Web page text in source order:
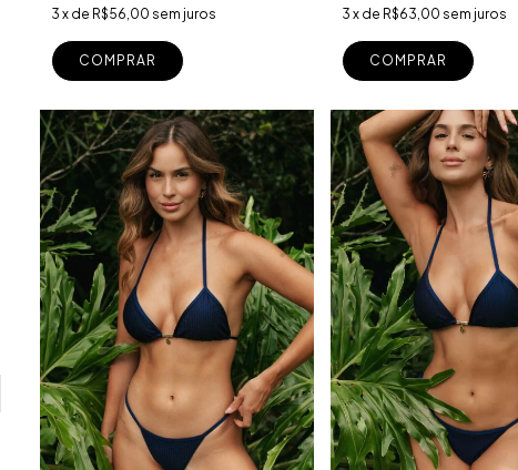
3 x de R$56,00 sem juros
COMPRAR
3 x de R$63,00 sem juros
COMPRAR